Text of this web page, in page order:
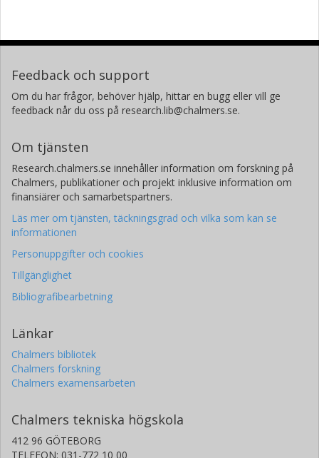
Feedback och support
Om du har frågor, behöver hjälp, hittar en bugg eller vill ge
feedback når du oss på research.lib@chalmers.se.
Om tjänsten
Research.chalmers.se innehåller information om forskning på
Chalmers, publikationer och projekt inklusive information om
finansiärer och samarbetspartners.
Läs mer om tjänsten, täckningsgrad och vilka som kan se
informationen
Personuppgifter och cookies
Tillgänglighet
Bibliografibearbetning
Länkar
Chalmers bibliotek
Chalmers forskning
Chalmers examensarbeten
Chalmers tekniska högskola
412 96 GÖTEBORG
TELEFON: 031-772 10 00